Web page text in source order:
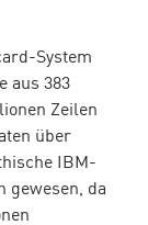
System
aus 383
Zeilen
über
IBM-
gewesen, da